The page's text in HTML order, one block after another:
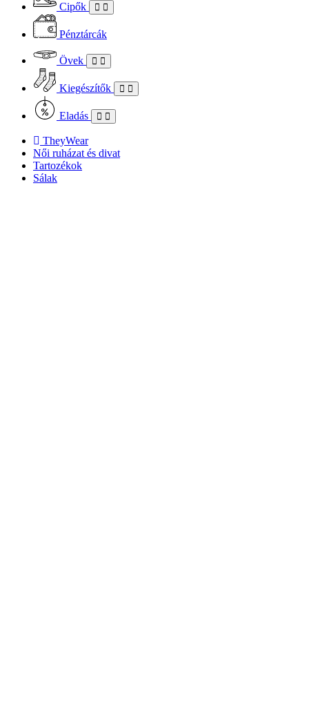
Cipők
Pénztárcák
Övek
Kiegészítők
Eladás
TheyWear
Női ruházat és divat
Tartozékok
Sálak